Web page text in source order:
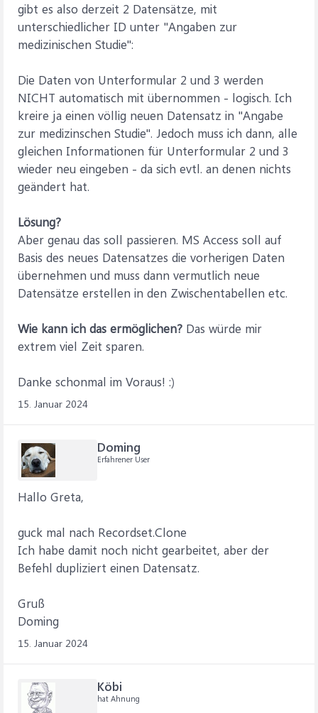
gibt es also derzeit 2 Datensätze, mit
unterschiedlicher ID unter "Angaben zur
medizinischen Studie":
Die Daten von Unterformular 2 und 3 werden
NICHT automatisch mit übernommen - logisch. Ich
kreire ja einen völlig neuen Datensatz in "Angabe
zur medizinschen Studie". Jedoch muss ich dann, alle
gleichen Informationen für Unterformular 2 und 3
wieder neu eingeben - da sich evtl. an denen nichts
geändert hat.
Lösung?
Aber genau das soll passieren. MS Access soll auf
Basis des neues Datensatzes die vorherigen Daten
übernehmen und muss dann vermutlich neue
Datensätze erstellen in den Zwischentabellen etc.
Wie kann ich das ermöglichen? Das würde mir
extrem viel Zeit sparen.
Danke schonmal im Voraus! :)
15. Januar 2024
Doming
Erfahrener User
Hallo Greta,
guck mal nach Recordset.Clone
Ich habe damit noch nicht gearbeitet, aber der
Befehl dupliziert einen Datensatz.
Gruß
Doming
15. Januar 2024
Köbi
hat Ahnung